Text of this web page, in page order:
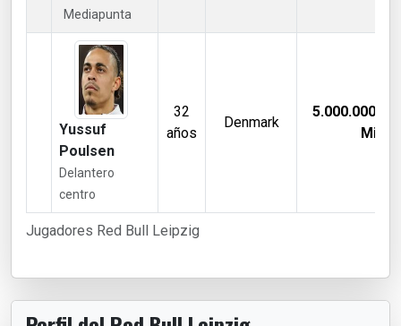
Jugadores Red Bull Leipzig
Mediapunta
Yussuf
Poulsen
Delantero
centro
32
años
Denmark
5.000.000,00
Mill €